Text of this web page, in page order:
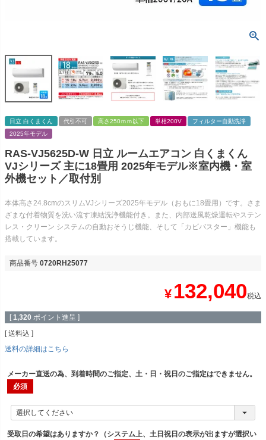
日立 白くまくん 代引不可 高さ250ｍｍ以下 単相200V
フィルター自動洗浄
2025年モデル
RAS-VJ5625D-W 日立 ルームエアコン 白くまくん
VJシリーズ 主に18畳用 2025年モデル※室内機・室
外機セット／取付別
本体高さ24.8cmのスリムVJシリーズ2025年モデル（おもに18畳用）です。さま
ざまな付着物質を洗い流す凍結洗浄機能付き。また、内部送風乾燥運転やステン
レス・クリーン システムの自動おそうじ機能、そして「カビバスター」機能も
搭載しています。
商品番号 0720RH25077
¥ 132,040税込
[ 1,320 ポイント進呈 ]
送料込
送料の詳細はこちら
メーカー直送の為、到着時間のご指定、土・日・祝日のご指定はできません。
受取日の希望はありますか？（システム上、土日祝日の表示が出ますが選択い